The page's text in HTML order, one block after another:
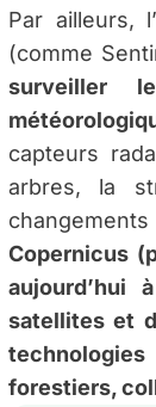
Par ailleurs,
(comme
surveiller
capteurs
arbres, la
Copernicus
aujourd’hui
satellites et
forestiers,